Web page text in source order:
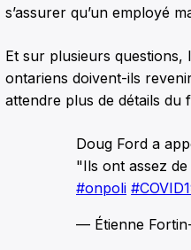
s’assurer qu’un employé
Et sur plusieurs questions,
ontariens doivent-ils
attendre plus de détails du
Doug Ford a
"Ils ont assez
#onpoli
— Étienne